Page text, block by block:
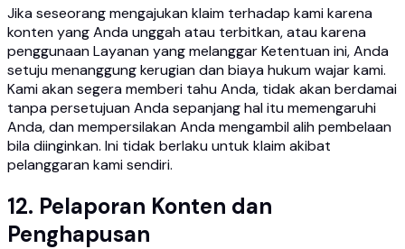
Jika seseorang mengajukan klaim terhadap kami karena
konten yang Anda unggah atau terbitkan, atau karena
penggunaan Layanan yang melanggar Ketentuan ini, Anda
setuju menanggung kerugian dan biaya hukum wajar kami.
Kami akan segera memberi tahu Anda, tidak akan berdamai
tanpa persetujuan Anda sepanjang hal itu memengaruhi
Anda, dan mempersilakan Anda mengambil alih pembelaan
bila diinginkan. Ini tidak berlaku untuk klaim akibat
pelanggaran kami sendiri.
12. Pelaporan Konten dan
Penghapusan